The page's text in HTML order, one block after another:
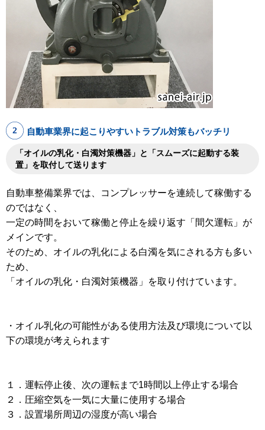
自動車業界に起こりやすいトラブル対策もバッチリ
「オイルの乳化・白濁対策機器」と「スムーズに起動する装
置」を取付して送ります
自動車整備業界では、コンプレッサーを連続して稼働する
のではなく、
一定の時間をおいて稼働と停止を繰り返す「間欠運転」が
メインです。
そのため、オイルの乳化による白濁を気にされる方も多い
ため、
「オイルの乳化・白濁対策機器」を取り付けています。
・オイル乳化の可能性がある使用方法及び環境について以
下の環境が考えられます
１．運転停止後、次の運転まで1時間以上停止する場合
２．圧縮空気を一気に大量に使用する場合
３．設置場所周辺の湿度が高い場合